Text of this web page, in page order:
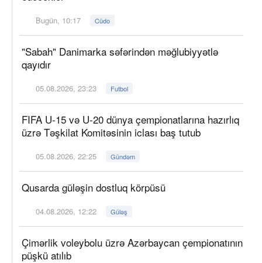
Bugün, 10:17 Cüdo
"Sabah" Danimarka səfərindən məğlubiyyətlə
qayıdır
05.08.2026, 23:23 Futbol
FIFA U-15 və U-20 dünya çempionatlarına hazırlıq
üzrə Təşkilat Komitəsinin iclası baş tutub
05.08.2026, 22:25 Gündəm
Qusarda güləşin dostluq körpüsü
04.08.2026, 12:22 Güləş
Çimərlik voleybolu üzrə Azərbaycan çempionatının
püşkü atılıb